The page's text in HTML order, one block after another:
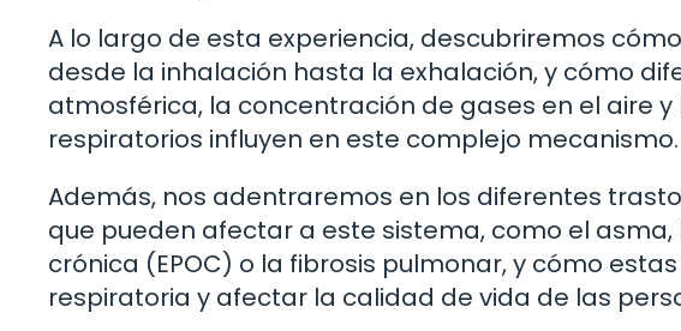
A lo largo de esta experiencia, descubriremos
desde la inhalación hasta la exhalación, y cómo
atmosférica, la concentración de gases en el aire
respiratorios influyen en este complejo mecanismo.
Además, nos adentraremos en los diferentes
que pueden afectar a este sistema, como el
crónica (EPOC) o la fibrosis pulmonar, y cómo
respiratoria y afectar la calidad de vida de las